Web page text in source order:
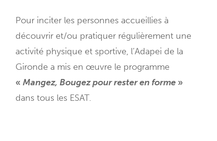
Pour inciter les personnes accueillies à
découvrir et/ou pratiquer régulièrement une
activité physique et sportive, l’Adapei de la
Gironde a mis en œuvre le programme
« Mangez, Bougez pour rester en forme »
dans tous les ESAT.